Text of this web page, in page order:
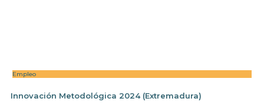
Empleo
Innovación Metodológica 2024 (Extremadura)